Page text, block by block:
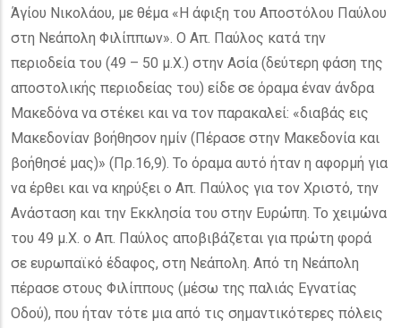
Άγίου Νικολάου, με θέμα «Η άφιξη του Αποστόλου Παύλου
στη Νεάπολη Φιλίππων». Ο Απ. Παύλος κατά την
περιοδεία του (49 – 50 μ.Χ.) στην Ασία (δεύτερη φάση της
αποστολικής περιοδείας του) είδε σε όραμα έναν άνδρα
Μακεδόνα να στέκει και να τον παρακαλεί: «διαβάς εις
Μακεδονίαν βοήθησον ημίν (Πέρασε στην Μακεδονία και
βοήθησέ μας)» (Πρ.16,9). Το όραμα αυτό ήταν η αφορμή για
να έρθει και να κηρύξει ο Aπ. Παύλος για τον Χριστό, την
Ανάσταση και την Εκκλησία του στην Ευρώπη. Το χειμώνα
του 49 μ.Χ. ο Απ. Παύλος αποβιβάζεται για πρώτη φορά
σε ευρωπαϊκό έδαφος, στη Νεάπολη. Από τη Νεάπολη
πέρασε στους Φιλίππους (μέσω της παλιάς Εγνατίας
Οδού), που ήταν τότε μια από τις σημαντικότερες πόλεις